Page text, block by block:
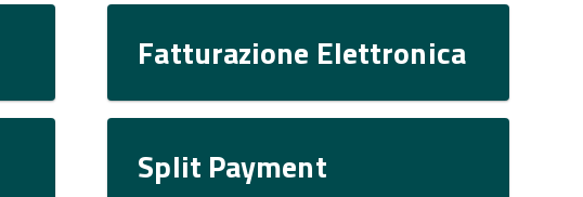
Fatturazione Elettronica
Split Payment